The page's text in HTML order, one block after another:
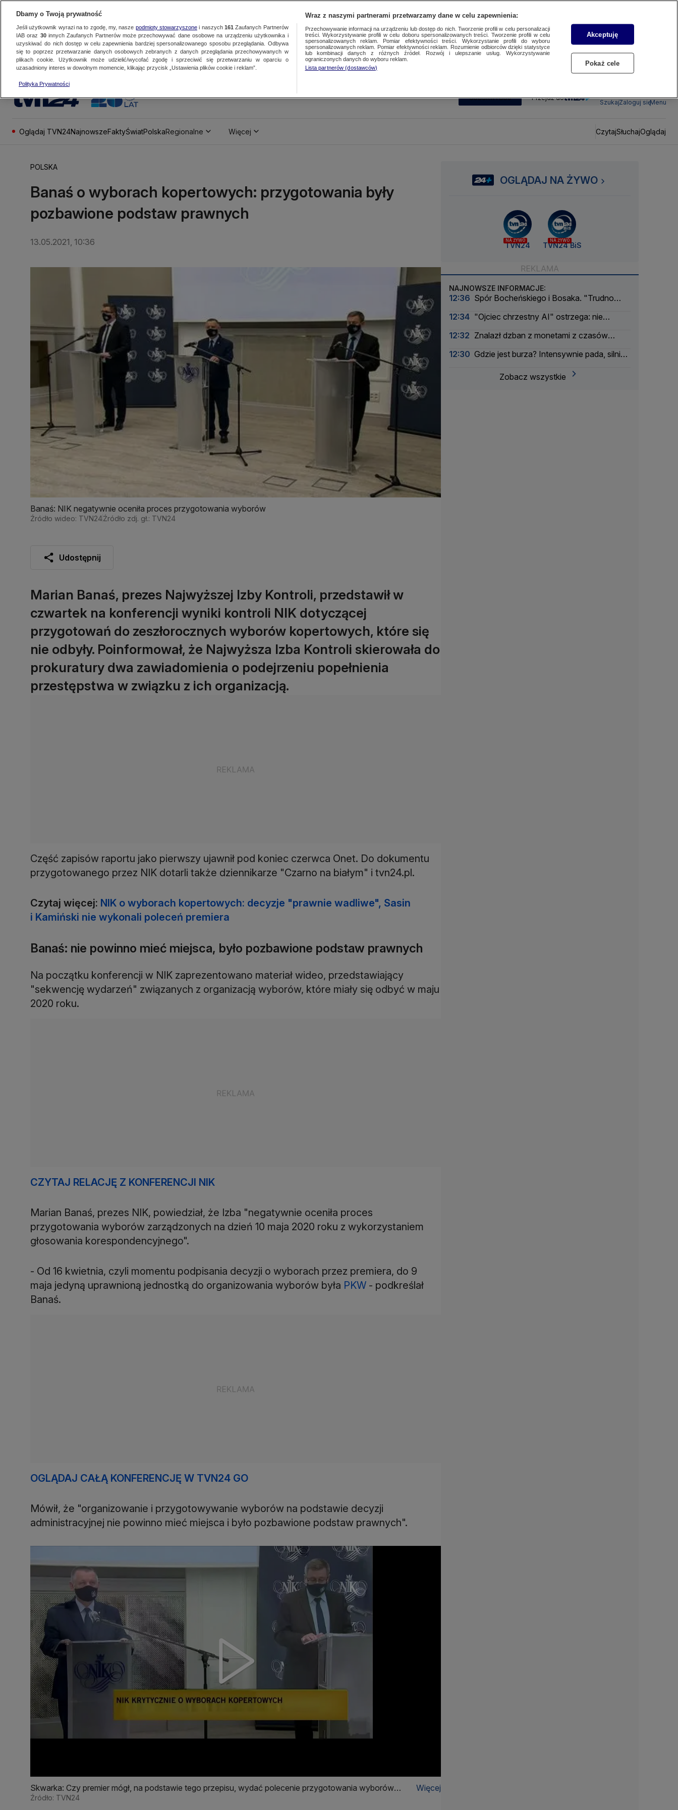
SUBSKRYBUJ Przejdź do
SzukajZaloguj sięMenu
Oglądaj TVN24NajnowszeFaktyŚwiatPolskaRegionalne Więcej CzytajSłuchajOglądaj
POLSKA
Banaś o wyborach kopertowych: przygotowania były
pozbawione podstaw prawnych
13.05.2021, 10:36
Banaś: NIK negatywnie oceniła proces przygotowania wyborów
Źródło wideo: TVN24Źródło zdj. gł.: TVN24
Udostępnij
Marian Banaś, prezes Najwyższej Izby Kontroli, przedstawił w
czwartek na konferencji wyniki kontroli NIK dotyczącej
przygotowań do zeszłorocznych wyborów kopertowych, które się
nie odbyły. Poinformował, że Najwyższa Izba Kontroli skierowała do
prokuratury dwa zawiadomienia o podejrzeniu popełnienia
przestępstwa w związku z ich organizacją.
Część zapisów raportu jako pierwszy ujawnił pod koniec czerwca Onet. Do dokumentu
przygotowanego przez NIK dotarli także dziennikarze "Czarno na białym" i tvn24.pl.
Czytaj więcej: NIK o wyborach kopertowych: decyzje "prawnie wadliwe", Sasin
i Kamiński nie wykonali poleceń premiera
Banaś: nie powinno mieć miejsca, było pozbawione podstaw prawnych
Na początku konferencji w NIK zaprezentowano materiał wideo, przedstawiający
"sekwencję wydarzeń" związanych z organizacją wyborów, które miały się odbyć w maju
2020 roku.
CZYTAJ RELACJĘ Z KONFERENCJI NIK
Marian Banaś, prezes NIK, powiedział, że Izba "negatywnie oceniła proces
przygotowania wyborów zarządzonych na dzień 10 maja 2020 roku z wykorzystaniem
głosowania korespondencyjnego".
- Od 16 kwietnia, czyli momentu podpisania decyzji o wyborach przez premiera, do 9
maja jedyną uprawnioną jednostką do organizowania wyborów była PKW - podkreślał
Banaś.
OGLĄDAJ CAŁĄ KONFERENCJĘ W TVN24 GO
Mówił, że "organizowanie i przygotowywanie wyborów na podstawie decyzji
administracyjnej nie powinno mieć miejsca i było pozbawione podstaw prawnych".
Skwarka: Czy premier mógł, na podstawie tego przepisu, wydać polecenie przygotowania wyborów
Poczcie Polskiej i PWPW? Otóż nie
Więcej
Źródło: TVN24
OGLĄDAJ NA ŻYWO
NA ŻYWO
TVN24
NA ŻYWO
TVN24 BiS
NAJNOWSZE INFORMACJE:
12:36 Spór Bocheńskiego i Bosaka. "Trudno
12:34 "Ojciec chrzestny AI" ostrzega: nie
12:32 Znalazł dzban z monetami z czasów
12:30 Gdzie jest burza? Intensywnie pada, silnie
Zobacz wszystkie
Dbamy o Twoją prywatność
Jeśli użytkownik wyrazi na to zgodę, my, nasze podmioty stowarzyszonei naszych 161 Zaufanych Partnerów
IAB oraz 30innych Zaufanych Partnerów może przechowywać dane osobowe na urządzeniu użytkownika i
uzyskiwać do nich dostęp w celu zapewnienia bardziej spersonalizowanego sposobu przeglądania. Odbywa
się to poprzez przetwarzanie danych osobowych zebranych z danych przeglądania przechowywanych w
plikach cookie. Użytkownik może udzielić/wycofać zgodę i sprzeciwić się przetwarzaniu w oparciu o
uzasadniony interes w dowolnym momencie, klikając przycisk „Ustawienia plików cookie i reklam”.
Polityka Prywatności
Wraz z naszymi partnerami przetwarzamy dane w celu zapewnienia:
Przechowywanie informacji na urządzeniu lub dostęp do nich. Tworzenie profili w celu personalizacji
treści. Wykorzystywanie profili w celu doboru spersonalizowanych treści. Tworzenie profili w celu
spersonalizowanych reklam. Pomiar efektywności treści. Wykorzystanie profili do wyboru
spersonalizowanych reklam. Pomiar efektywności reklam. Rozumienie odbiorców dzięki statystyce
lub kombinacji danych z różnych źródeł. Rozwój i ulepszanie usług. Wykorzystywanie
ograniczonych danych do wyboru reklam.
Lista partnerów (dostawców)
Akceptuję
Pokaż cele